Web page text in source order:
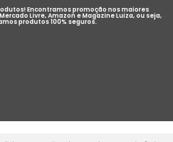
Encontramos promoção nos maiores
Livre, Amazon e Magazine Luiza, ou seja,
produtos 100% seguros.